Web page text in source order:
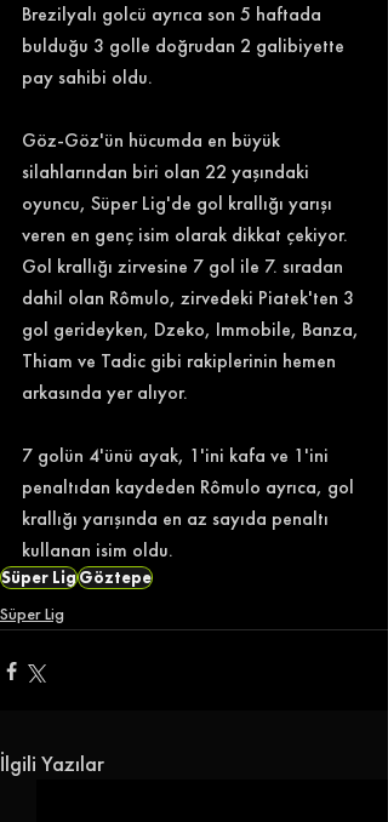
Brezilyalı golcü ayrıca son 5 haftada
bulduğu 3 golle doğrudan 2 galibiyette
pay sahibi oldu.
Göz-Göz'ün hücumda en büyük
silahlarından biri olan 22 yaşındaki
oyuncu, Süper Lig'de gol krallığı yarışı
veren en genç isim olarak dikkat çekiyor.
Gol krallığı zirvesine 7 gol ile 7. sıradan
dahil olan Rômulo, zirvedeki Piatek'ten 3
gol gerideyken, Dzeko, Immobile, Banza,
Thiam ve Tadic gibi rakiplerinin hemen
arkasında yer alıyor.
7 golün 4'ünü ayak, 1'ini kafa ve 1'ini
penaltıdan kaydeden Rômulo ayrıca, gol
krallığı yarışında en az sayıda penaltı
kullanan isim oldu.
Süper LigGöztepe
Süper Lig
İlgili Yazılar